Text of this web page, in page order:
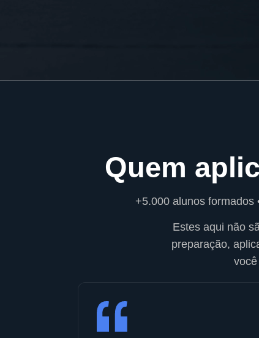
Quem
+5.000 alunos formados
Estes aqui não
preparação,